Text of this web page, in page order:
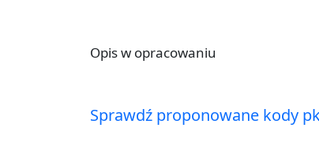
Opis w opracowaniu
Sprawdź proponowane kody